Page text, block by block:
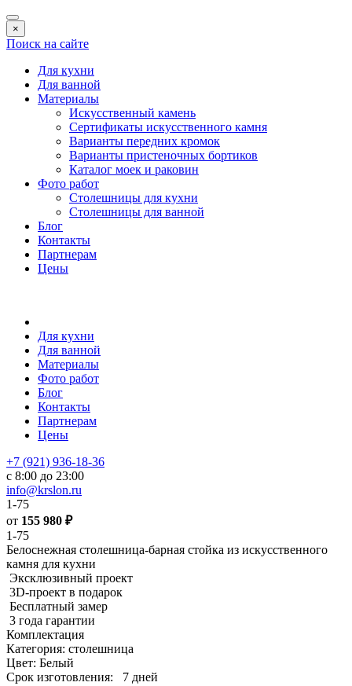
×
Поиск на сайте
Для кухни
Для ванной
Материалы
Искусственный камень
Сертификаты искусственного камня
Варианты передних кромок
Варианты пристеночных бортиков
Каталог моек и раковин
Фото работ
Столешницы для кухни
Столешницы для ванной
Блог
Контакты
Партнерам
Цены
Для кухни
Для ванной
Материалы
Фото работ
Блог
Контакты
Партнерам
Цены
+7 (921) 936-18-36
с 8:00 до 23:00
info@krslon.ru
1-75
от 155 980 ₽
1-75
Белоснежная столешница-барная стойка из искусственного
камня для кухни
Эксклюзивный проект
3D-проект в подарок
Бесплатный замер
3 года гарантии
Комплектация
Категория: столешница
Цвет: Белый
Срок изготовления:
7 дней